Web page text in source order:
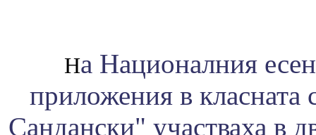
На Националния
приложения в
Сандански" участваха в